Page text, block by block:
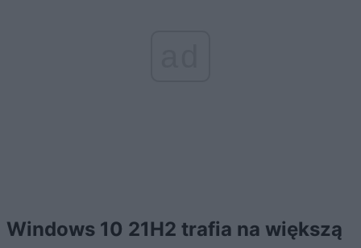
Windows 10 21H2 trafia na większą